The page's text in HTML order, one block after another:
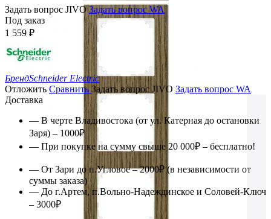
Задать вопрос JIVO Задать вопрос WA
Под заказ
1 559 ₽
БрендSchneider Electric
Отложить СравнитьЗадать вопрос JIVO Задать вопрос WA
Доставка
— В черте Владивостока (от ул. Катерная до остановки
Заря) – 1000₽
— При покупке на сумму свыше 20 000₽ – бесплатно!
— От Зари до п.Угловое – 2000₽ (в независимости от
суммы заказа)
— До г.Артем, п.Вольно-Надеждинское и Соловей-Ключ
– 3000₽